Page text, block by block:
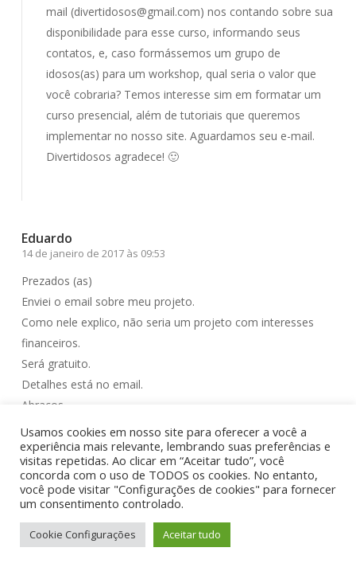
mail (divertidosos@gmail.com) nos contando sobre sua
disponibilidade para esse curso, informando seus
contatos, e, caso formássemos um grupo de
idosos(as) para um workshop, qual seria o valor que
você cobraria? Temos interesse sim em formatar um
curso presencial, além de tutoriais que queremos
implementar no nosso site. Aguardamos seu e-mail.
Divertidosos agradece! 🙂
Eduardo
14 de janeiro de 2017 às 09:53
Prezados (as)
Enviei o email sobre meu projeto.
Como nele explico, não seria um projeto com interesses
financeiros.
Será gratuito.
Detalhes está no email.
Abraços.
Responder
Divertidosos
15 de janeiro de 2017 às 20:01
Prezado Eduardo, Divertidosos agradece seu retorno.
Nos falaremos por e-mail. 🙂
Usamos cookies em nosso site para oferecer a você a
experiência mais relevante, lembrando suas preferências e
visitas repetidas. Ao clicar em “Aceitar tudo”, você
concorda com o uso de TODOS os cookies. No entanto,
você pode visitar "Configurações de cookies" para fornecer
um consentimento controlado.
Cookie Configurações Aceitar tudo